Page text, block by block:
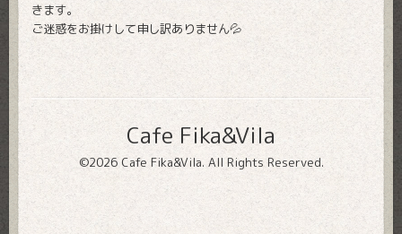
きます。
ご迷惑をお掛けして申し訳ありません💦
Cafe Fika&Vila
©2026 Cafe Fika&Vila. All Rights Reserved.